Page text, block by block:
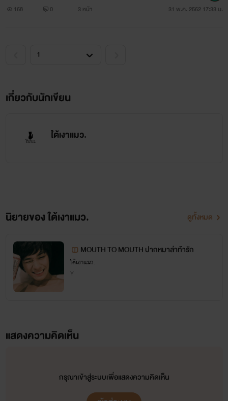
……………………………………………….
นิยายอีกครั้ง ยังไงแล้วฝากติดตามผลงานของ
วางโคลงเรื่องไว้หมดแล้วจนจบดังนั้น ติดตามกันเยอะๆนะตัวละคร
ใต้เงาแมว.
168 0 3 หน้า 31 พ.ค. 2562 17:33 น.
เกี่ยวกับนักเขียน
ใต้เงาแมว.
นิยายของ ใต้เงาแมว. ดูทั้งหมด
MOUTH TO MOUTH ปากหมาล่าท้ารัก
ใต้เงาแมว.
Y
แสดงความคิดเห็น
กรุณาเข้าสู่ระบบเพื่อแสดงความคิดเห็น